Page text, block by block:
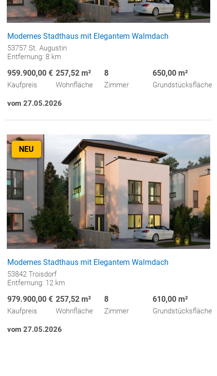
Modernes Stadthaus mit Elegantem Walmdach
53757 St. Augustin
Entfernung: 8 km
959.900,00 €
Kaufpreis
257,52 m²
Wohnfläche
8
Zimmer
650,00 m²
Grundstücksfläche
vom 27.05.2026
NEU
Modernes Stadthaus mit Elegantem Walmdach
53842 Troisdorf
Entfernung: 12 km
979.900,00 €
Kaufpreis
257,52 m²
Wohnfläche
8
Zimmer
610,00 m²
Grundstücksfläche
vom 27.05.2026